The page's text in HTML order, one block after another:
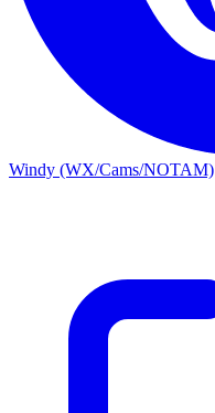
Windy (WX/Cams/NOTAM)